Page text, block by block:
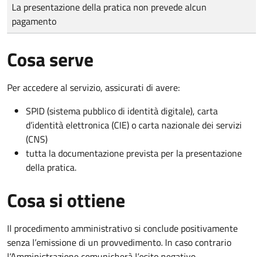
La presentazione della pratica non prevede alcun
pagamento
Cosa serve
Per accedere al servizio, assicurati di avere:
SPID (sistema pubblico di identità digitale), carta
d’identità elettronica (CIE) o carta nazionale dei servizi
(CNS)
tutta la documentazione prevista per la presentazione
della pratica.
Cosa si ottiene
Il procedimento amministrativo si conclude positivamente
senza l’emissione di un provvedimento. In caso contrario